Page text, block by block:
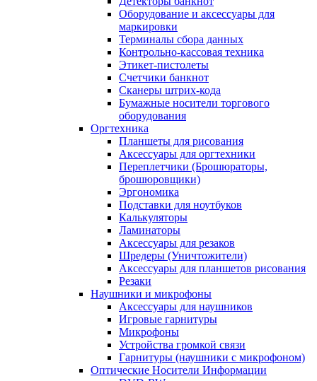
Оборудование и аксессуары для
маркировки
Терминалы сбора данных
Контрольно-кассовая техника
Этикет-пистолеты
Счетчики банкнот
Сканеры штрих-кода
Бумажные носители торгового
оборудования
Оргтехника
Планшеты для рисования
Аксессуары для оргтехники
Переплетчики (Брошюраторы,
брошюровщики)
Эргономика
Подставки для ноутбуков
Калькуляторы
Ламинаторы
Аксессуары для резаков
Шредеры (Уничтожители)
Аксессуары для планшетов рисования
Резаки
Наушники и микрофоны
Аксессуары для наушников
Игровые гарнитуры
Микрофоны
Устройства громкой связи
Гарнитуры (наушники с микрофоном)
Оптические Носители Информации